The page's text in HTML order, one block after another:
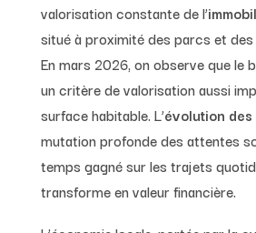
valorisation constante de l’
situé à proximité des parcs et
En mars 2026, on observe que le
un critère de valorisation aussi
surface habitable. L’évolution
mutation profonde des attentes
temps gagné sur les trajets
transforme en valeur financière.